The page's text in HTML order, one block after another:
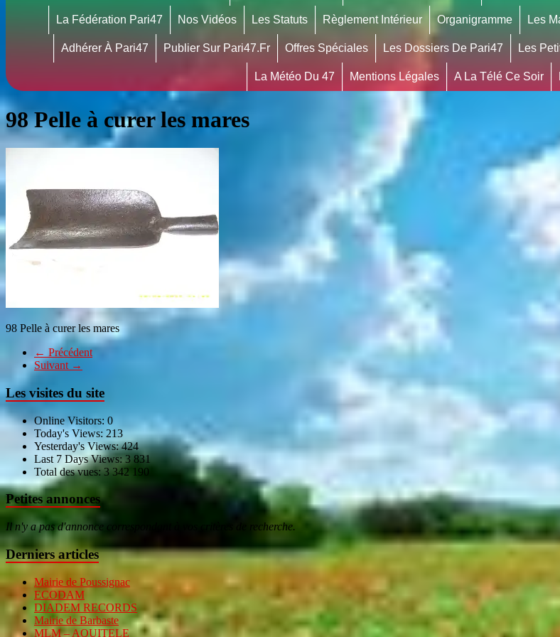
La Fédération Pari47 Nos Vidéos Les Statuts Règlement Intérieur Organigramme Les
Adhérer À Pari47 Publier Sur Pari47.fr Offres Spéciales Les Dossiers De Pari47 Les
La Météo Du 47 Mentions Légales A La Télé Ce Soir
98 Pelle à curer les mares
98 Pelle à curer les mares
← Précédent
Suivant →
Les visites du site
Online Visitors: 0
Today's Views: 213
Yesterday's Views:424
Last 7 Days Views: 3 831
Total des vues:3 342 190
Petites annonces
Il n'y a pas d'annonce correspondant à vos critères de recherche.
Derniers articles
Mairie de Poussignac
ECODAM
DIADEM RECORDS
Mairie de Barbaste
MLM – AQUITELE